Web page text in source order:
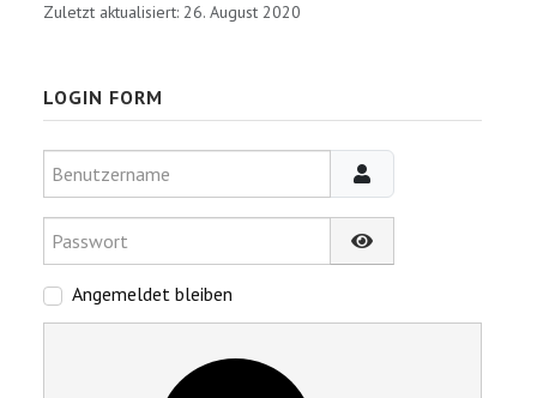
Zuletzt aktualisiert: 26. August 2020
LOGIN FORM
Benutzername
Passwort
Passwort anzeigen
Angemeldet bleiben